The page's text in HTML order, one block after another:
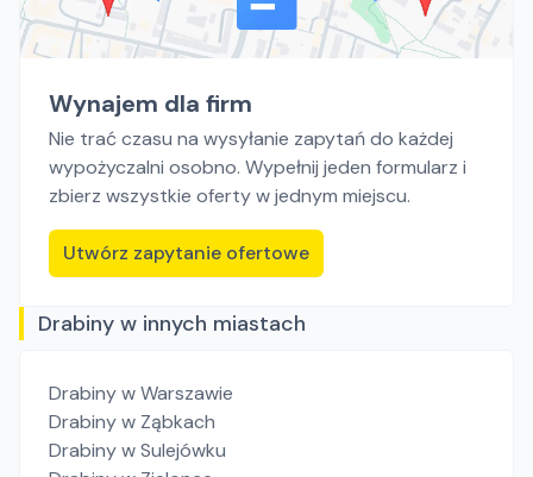
Wynajem dla firm
Nie trać czasu na wysyłanie zapytań do każdej
wypożyczalni osobno. Wypełnij jeden formularz i
zbierz wszystkie oferty w jednym miejscu.
Utwórz zapytanie ofertowe
Drabiny w innych miastach
Drabinyw Warszawie
Drabinyw Ząbkach
Drabinyw Sulejówku